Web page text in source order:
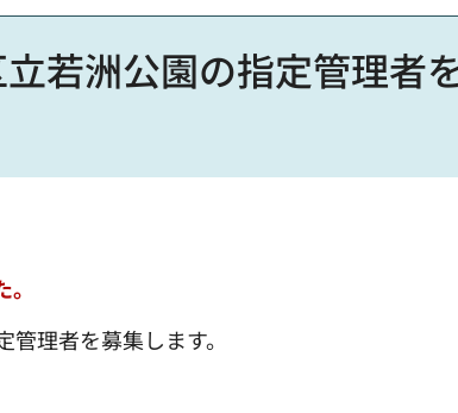
若洲公園の指定管理者
理者を募集します。